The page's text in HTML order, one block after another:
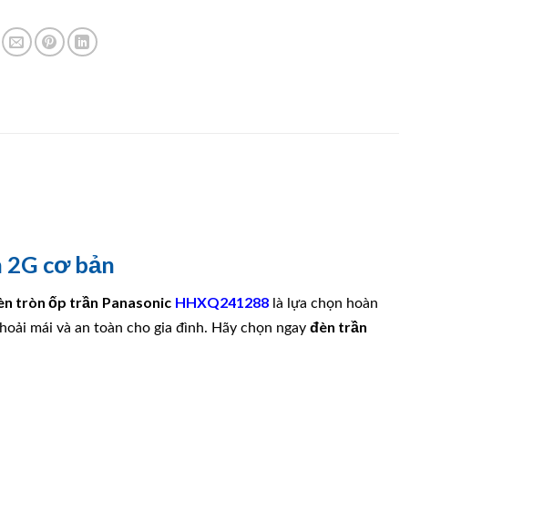
cơ bản
tròn ốp trần Panasonic HHXQ241288 là lựa chọn hoàn
mái và an toàn cho gia đình. Hãy chọn ngay đèn trần